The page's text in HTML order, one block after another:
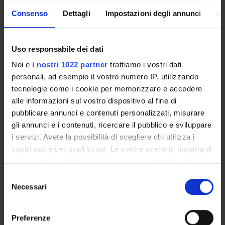
Consenso Dettagli Impostazioni degli annunci
Uso responsabile dei dati
Noi e i nostri 1022 partner trattiamo i vostri dati
personali, ad esempio il vostro numero IP, utilizzando
tecnologie come i cookie per memorizzare e accedere
alle informazioni sul vostro dispositivo al fine di
pubblicare annunci e contenuti personalizzati, misurare
gli annunci e i contenuti, ricercare il pubblico e sviluppare
i servizi. Avete la possibilità di scegliere chi utilizza i
vostri dati e per quali scopi. Le vostre scelte in materia di
modificare o revocare il proprio consenso in qualsiasi
momento dalla Dichiarazione sui cookie o facendo clic
delNecessari
Preferenze
Piani didattici
Bacheca avvisi
Organi collegiali e di governo
Rete formativa
Servizio Studenti Internazionali
OFFERTA FORMATIVA
CORSI DI LAUREA
CORSI DI LAUREA MAGISTRALE